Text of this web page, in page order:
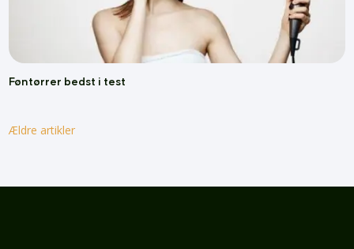
Føntørrer bedst i test
Ældre artikler